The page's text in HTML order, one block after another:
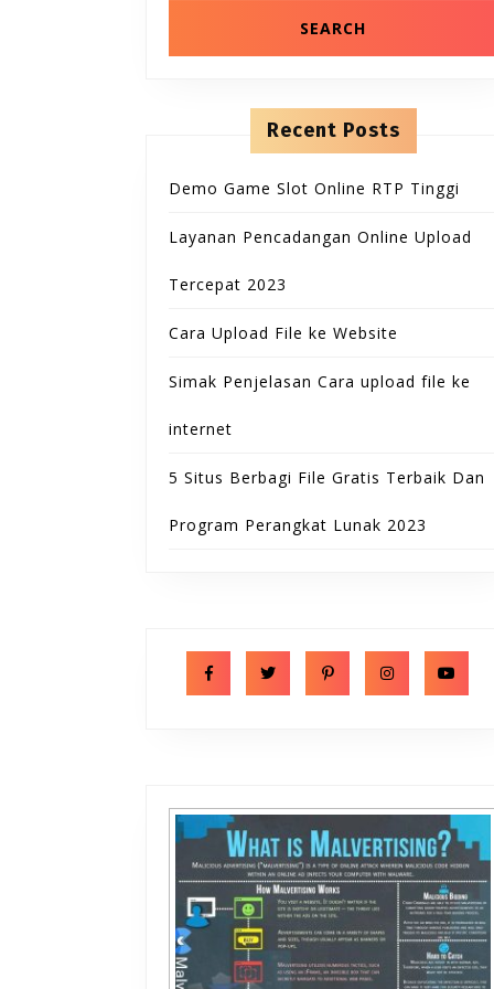
Recent Posts
Demo Game Slot Online RTP Tinggi
Layanan Pencadangan Online Upload
Tercepat 2023
Cara Upload File ke Website
Simak Penjelasan Cara upload file ke
internet
5 Situs Berbagi File Gratis Terbaik Dan
Program Perangkat Lunak 2023
Facebook Twitter Pinterest Instagram